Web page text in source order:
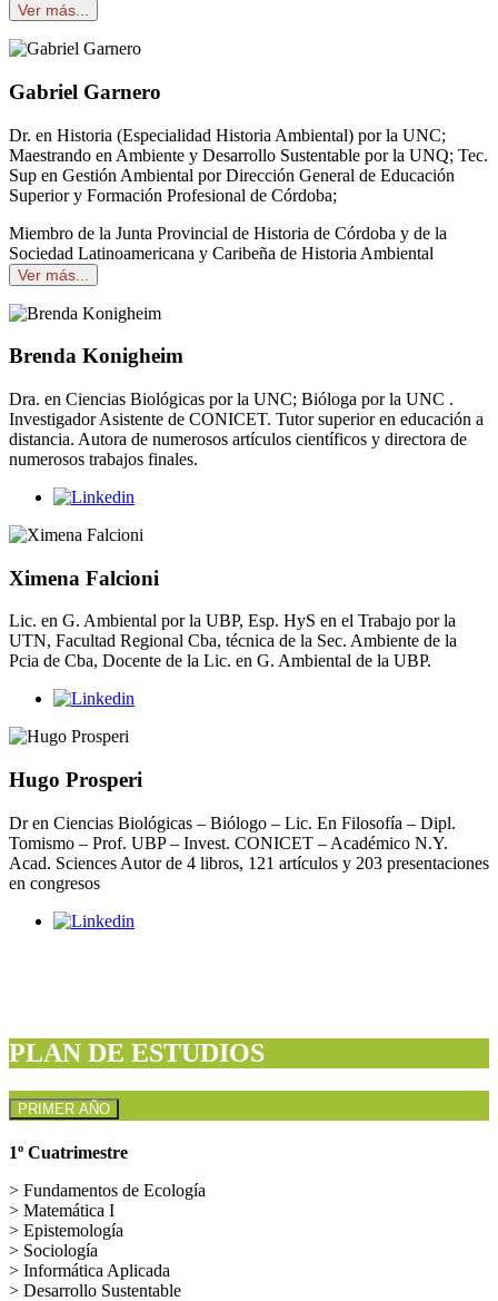
Ver más...
Gabriel Garnero
Dr. en Historia (Especialidad Historia Ambiental) por la UNC;
Maestrando en Ambiente y Desarrollo Sustentable por la UNQ; Tec.
Sup en Gestión Ambiental por Dirección General de Educación
Superior y Formación Profesional de Córdoba;
Miembro de la Junta Provincial de Historia de Córdoba y de la
Sociedad Latinoamericana y Caribeña de Historia Ambiental
Ver más...
Brenda Konigheim
Dra. en Ciencias Biológicas por la UNC; Bióloga por la UNC .
Investigador Asistente de CONICET. Tutor superior en educación a
distancia. Autora de numerosos artículos científicos y directora de
numerosos trabajos finales.
Ximena Falcioni
Lic. en G. Ambiental por la UBP, Esp. HyS en el Trabajo por la
UTN, Facultad Regional Cba, técnica de la Sec. Ambiente de la
Pcia de Cba, Docente de la Lic. en G. Ambiental de la UBP.
Hugo Prosperi
Dr en Ciencias Biológicas – Biólogo – Lic. En Filosofía – Dipl.
Tomismo – Prof. UBP – Invest. CONICET – Académico N.Y.
Acad. Sciences Autor de 4 libros, 121 artículos y 203 presentaciones
en congresos
PLAN DE ESTUDIOS
PRIMER AÑO
1º Cuatrimestre
> Fundamentos de Ecología
> Matemática I
> Epistemología
> Sociología
> Informática Aplicada
> Desarrollo Sustentable